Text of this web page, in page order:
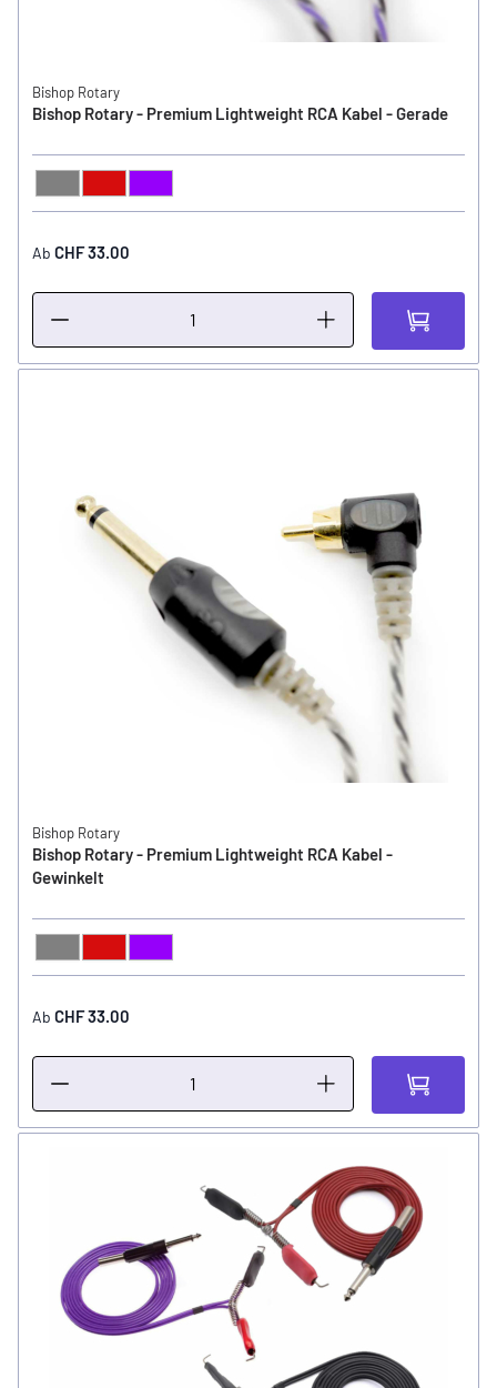
Bishop Rotary
Bishop Rotary - Premium Lightweight RCA Kabel - Gerade
FARBE
Ab CHF 33.00
Bishop Rotary
Bishop Rotary - Premium Lightweight RCA Kabel -
Gewinkelt
FARBE
Ab CHF 33.00